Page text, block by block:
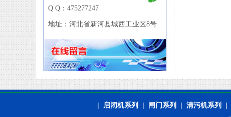
Q Q：475277247
地址：河北省新河县城西工业区8号
| 启闭机系列 | 闸门系列 | 清污机系列 |